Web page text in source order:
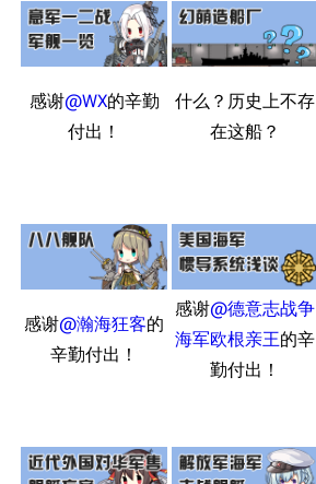
最近更改
留言讨论页
新文件
新页面
编辑规范
随便逛逛
特殊页面
推荐角色与游戏技
海域资料
经验计算
好感度
战利品与功勋
技能
战斗机制
头像
考据勘误汇总
感谢@WX的辛勤
付出！
什么？历史上不存
在这船？
感谢@瀚海狂客的
辛勤付出！
感谢@德意志战争
海军欧根亲王的辛
勤付出！